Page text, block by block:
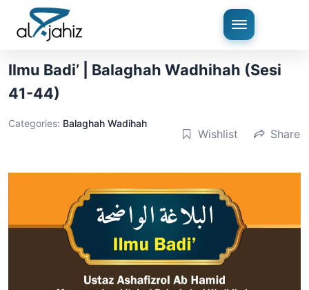
Ilmu Badi’ | Balaghah Wadhihah (Sesi
41-44)
Categories: Balaghah Wadihah
Wishlist Share